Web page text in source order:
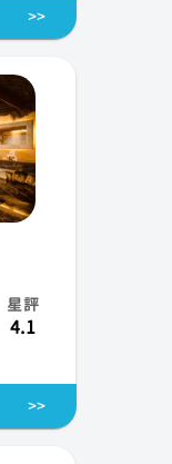
星評
4.1